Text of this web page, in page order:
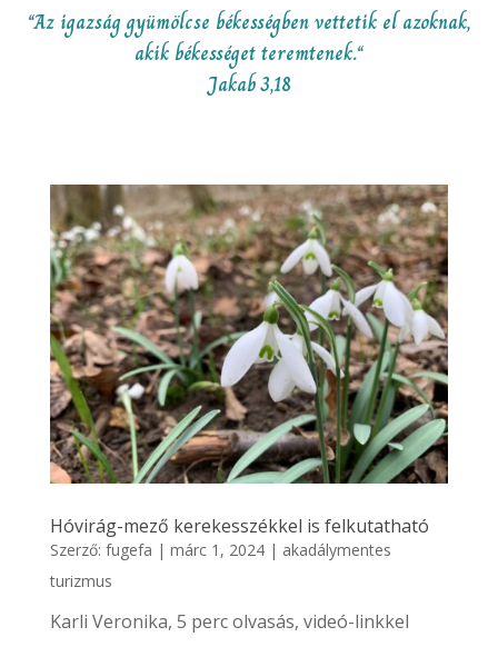
“Az igazság gyümölcse békességben vettetik el azoknak,
akik békességet teremtenek.“
Jakab 3,18
Hóvirág-mező kerekesszékkel is felkutatható
Szerző: fugefa | márc 1, 2024| akadálymentes
turizmus
Karli Veronika, 5 perc olvasás, videó-linkkel